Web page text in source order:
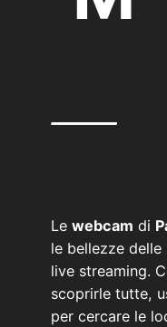
—
Le webcam di
le bellezze delle
live streaming.
scoprirle tutte,
per cercare le